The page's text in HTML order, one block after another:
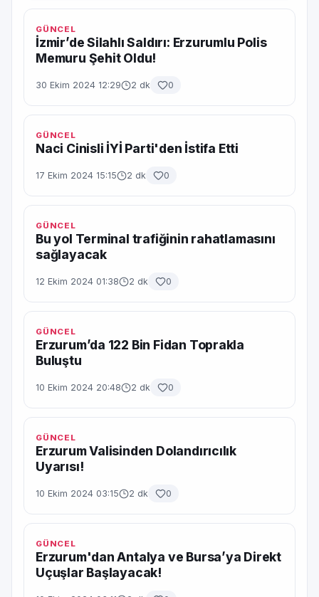
GÜNCEL
İzmir’de Silahlı Saldırı: Erzurumlu Polis
Memuru Şehit Oldu!
30 Ekim 2024 12:29 2 dk 0
GÜNCEL
Naci Cinisli İYİ Parti'den İstifa Etti
17 Ekim 2024 15:15 2 dk 0
GÜNCEL
Bu yol Terminal trafiğinin rahatlamasını
sağlayacak
12 Ekim 2024 01:38 2 dk 0
GÜNCEL
Erzurum’da 122 Bin Fidan Toprakla
Buluştu
10 Ekim 2024 20:48 2 dk 0
GÜNCEL
Erzurum Valisinden Dolandırıcılık
Uyarısı!
10 Ekim 2024 03:15 2 dk 0
GÜNCEL
Erzurum'dan Antalya ve Bursa’ya Direkt
Uçuşlar Başlayacak!